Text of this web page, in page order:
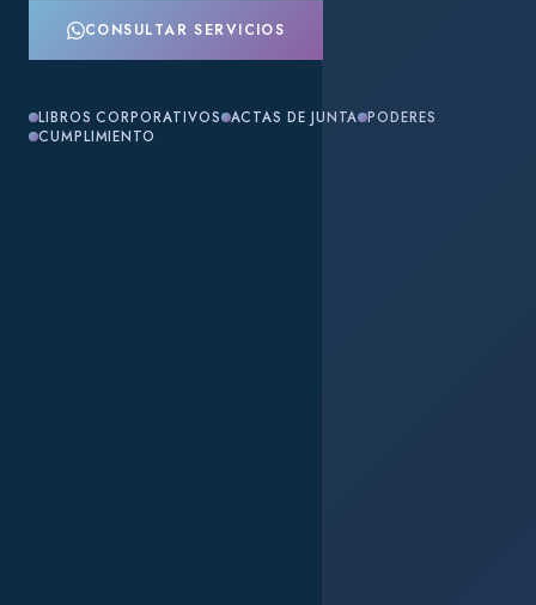
CONSULTAR SERVICIOS
LIBROS CORPORATIVOS ACTAS DE JUNTA PODERES
CUMPLIMIENTO